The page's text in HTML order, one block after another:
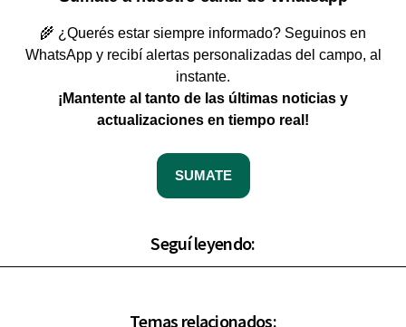
🌾 ¿Querés estar siempre informado? Seguinos en
WhatsApp y recibí alertas personalizadas del campo, al
instante.
¡Mantente al tanto de las últimas noticias y
actualizaciones en tiempo real!
SUMATE
Seguí leyendo:
Temas relacionados: